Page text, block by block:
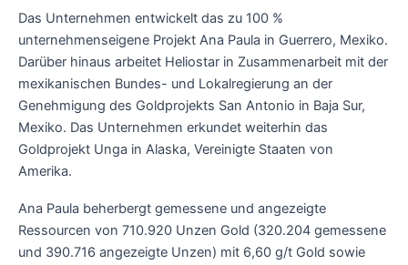
Das Unternehmen entwickelt das zu 100 %
unternehmenseigene Projekt Ana Paula in Guerrero, Mexiko.
Darüber hinaus arbeitet Heliostar in Zusammenarbeit mit der
mexikanischen Bundes- und Lokalregierung an der
Genehmigung des Goldprojekts San Antonio in Baja Sur,
Mexiko. Das Unternehmen erkundet weiterhin das
Goldprojekt Unga in Alaska, Vereinigte Staaten von
Amerika.
Ana Paula beherbergt gemessene und angezeigte
Ressourcen von 710.920 Unzen Gold (320.204 gemessene
und 390.716 angezeigte Unzen) mit 6,60 g/t Gold sowie